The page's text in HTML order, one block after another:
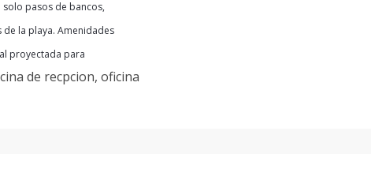
solo pasos de bancos,
la playa. Amenidades
proyectada para
de recpcion, oficina